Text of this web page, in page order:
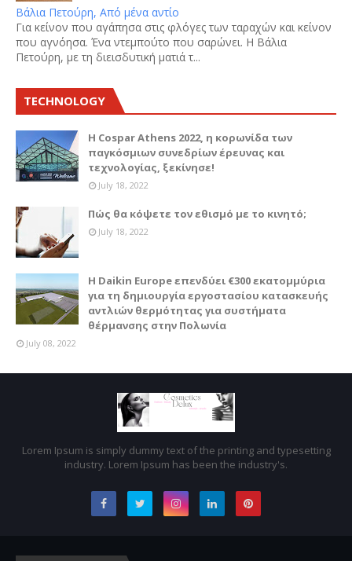
Βάλια Πετούρη, Από μένα αντίο
Για κείνον που αγάπησα στις φλόγες των ταραχών και κείνον
που αγνόησα. Ένα ντεμπούτο που σαρώνει. Η Βάλια
Πετούρη, με τη διεισδυτική ματιά τ...
TECHNOLOGY
Η Cospar Athens 2022, η κορωνίδα των
παγκόσμιων συνεδρίων έρευνας και
τεχνολογίας, ξεκίνησε!
July 18, 2022
Πώς θα κόψετε τον εθισμό με το κινητό;
July 18, 2022
Η Daikin Europe επενδύει €300 εκατομμύρια
για τη δημιουργία εργοστασίου κατασκευής
αντλιών θερμότητας για συστήματα
θέρμανσης στην Πολωνία
July 08, 2022
Lorem Ipsum is simply dummy text of the printing and typesetting
industry. Lorem Ipsum has been the industry's.